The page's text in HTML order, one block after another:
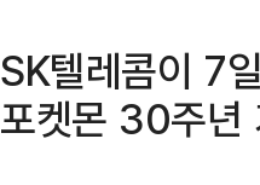
SK텔레콤이 7
포켓몬 30주년